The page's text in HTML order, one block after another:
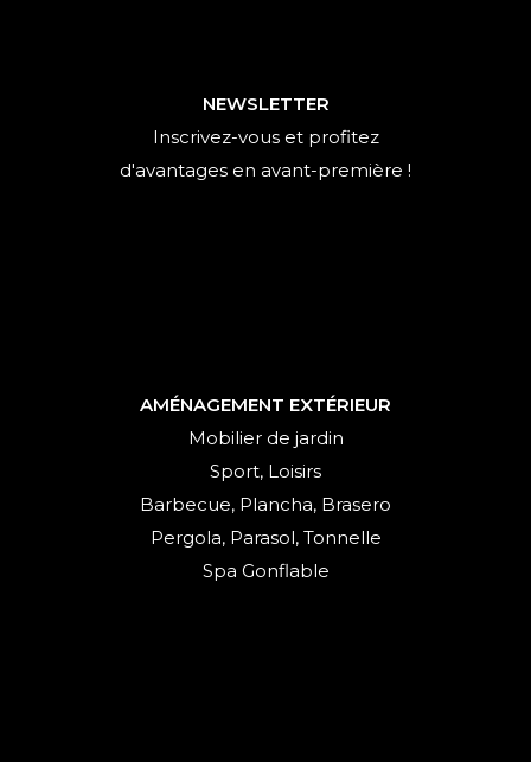
NEWSLETTER
Inscrivez-vous et profitez
d'avantages en avant-première !
AMÉNAGEMENT EXTÉRIEUR
Mobilier de jardin
Sport, Loisirs
Barbecue, Plancha, Brasero
Pergola, Parasol, Tonnelle
Spa Gonflable